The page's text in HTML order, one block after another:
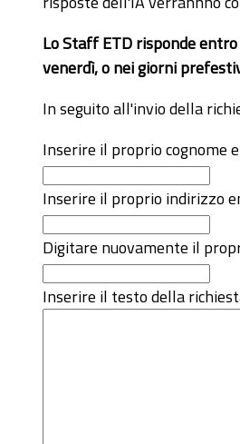
Lo Staff ETD risponde
venerdì, o nei giorni
In seguito all'invio della
Inserire il proprio cognome
Inserire il proprio indirizzo
Digitare nuovamente il
Inserire il testo della